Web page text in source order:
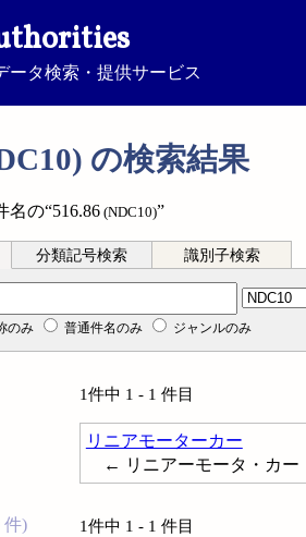
ータ検索・提供サービス
の検索結果
名の“516.86 (NDC10)”
分類記号検索 識別子検索
のみ 普通件名のみ ジャンルのみ
件)
1件中 1 - 1 件目
リニアモーターカー
← リニアーモータ・カー
1件中 1 - 1 件目